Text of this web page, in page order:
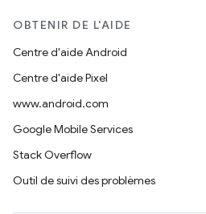
OBTENIR DE L'AIDE
Centre d'aide Android
Centre d'aide Pixel
www.android.com
Google Mobile Services
Stack Overflow
Outil de suivi des problèmes